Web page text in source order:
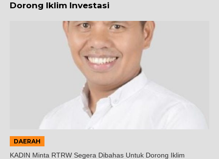
Dorong Iklim Investasi
DAERAH
KADIN Minta RTRW Segera Dibahas Untuk Dorong Iklim